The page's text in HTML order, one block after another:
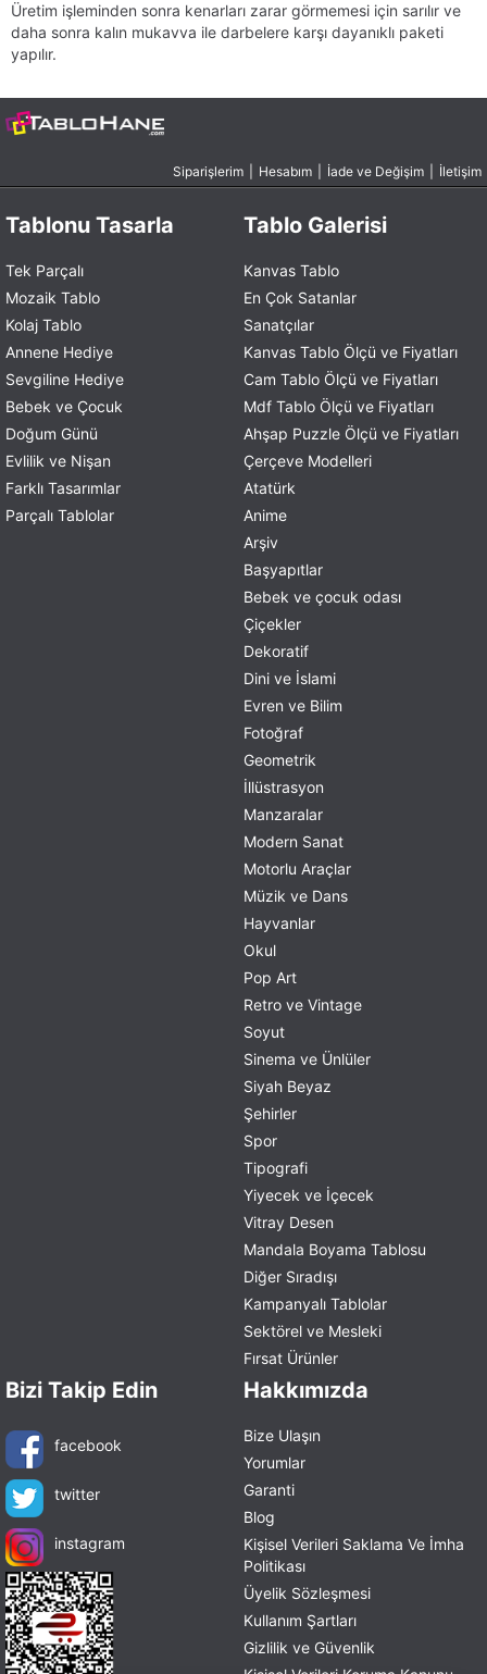
Üretim işleminden sonra kenarları zarar görmemesi için sarılır ve
daha sonra kalın mukavva ile darbelere karşı dayanıklı paketi
yapılır.
Siparişlerim Hesabım İade ve Değişim İletişim
Tablonu Tasarla
Tek Parçalı
Mozaik Tablo
Kolaj Tablo
Annene Hediye
Sevgiline Hediye
Bebek ve Çocuk
Doğum Günü
Evlilik ve Nişan
Farklı Tasarımlar
Parçalı Tablolar
Tablo Galerisi
Kanvas Tablo
En Çok Satanlar
Sanatçılar
Kanvas Tablo Ölçü ve Fiyatları
Cam Tablo Ölçü ve Fiyatları
Mdf Tablo Ölçü ve Fiyatları
Ahşap Puzzle Ölçü ve Fiyatları
Çerçeve Modelleri
Atatürk
Anime
Arşiv
Başyapıtlar
Bebek ve çocuk odası
Çiçekler
Dekoratif
Dini ve İslami
Evren ve Bilim
Fotoğraf
Geometrik
İllüstrasyon
Manzaralar
Modern Sanat
Motorlu Araçlar
Müzik ve Dans
Hayvanlar
Okul
Pop Art
Retro ve Vintage
Soyut
Sinema ve Ünlüler
Siyah Beyaz
Şehirler
Spor
Tipografi
Yiyecek ve İçecek
Vitray Desen
Mandala Boyama Tablosu
Diğer Sıradışı
Kampanyalı Tablolar
Sektörel ve Mesleki
Fırsat Ürünler
Bizi Takip Edin
facebook
twitter
instagram
Hakkımızda
Bize Ulaşın
Yorumlar
Garanti
Blog
Kişisel Verileri Saklama Ve İmha
Politikası
Üyelik Sözleşmesi
Kullanım Şartları
Gizlilik ve Güvenlik